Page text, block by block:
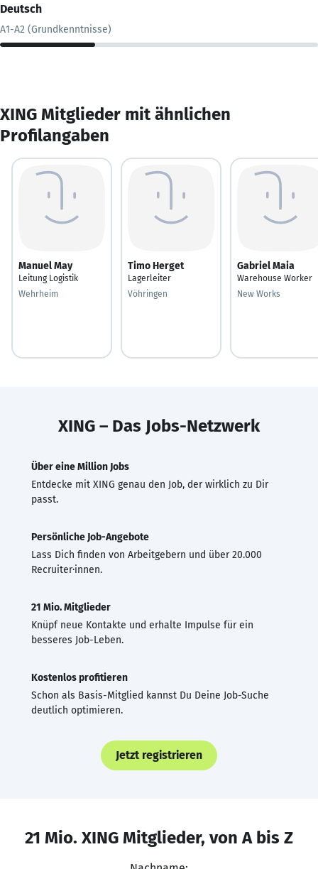
Deutsch
A1-A2 (Grundkenntnisse)
XING Mitglieder mit ähnlichen
Profilangaben
Manuel May
Leitung Logistik
Wehrheim
Timo Herget
Lagerleiter
Vöhringen
Gabriel Maia
Warehouse Worker
New Works
XING – Das Jobs-Netzwerk
Über eine Million Jobs
Entdecke mit XING genau den Job, der wirklich zu Dir
passt.
Persönliche Job-Angebote
Lass Dich finden von Arbeitgebern und über 20.000
Recruiter·innen.
21 Mio. Mitglieder
Knüpf neue Kontakte und erhalte Impulse für ein
besseres Job-Leben.
Kostenlos profitieren
Schon als Basis-Mitglied kannst Du Deine Job-Suche
deutlich optimieren.
Jetzt registrieren
21 Mio. XING Mitglieder, von A bis Z